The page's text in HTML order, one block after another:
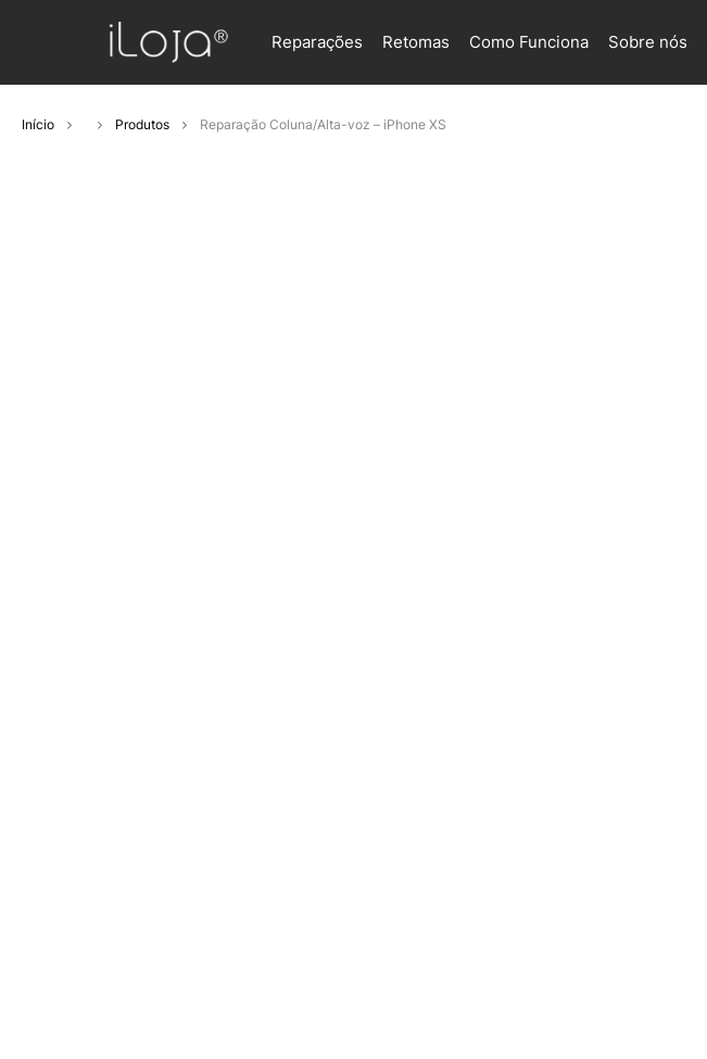
Reparações Retomas Como Funciona Sobre nós
Início Produtos Reparação Coluna/Alta-voz – iPhone XS